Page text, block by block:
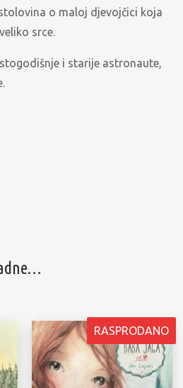
o maloj djevojčici koja
srce.
i starije astronaute,
RASPRODANO